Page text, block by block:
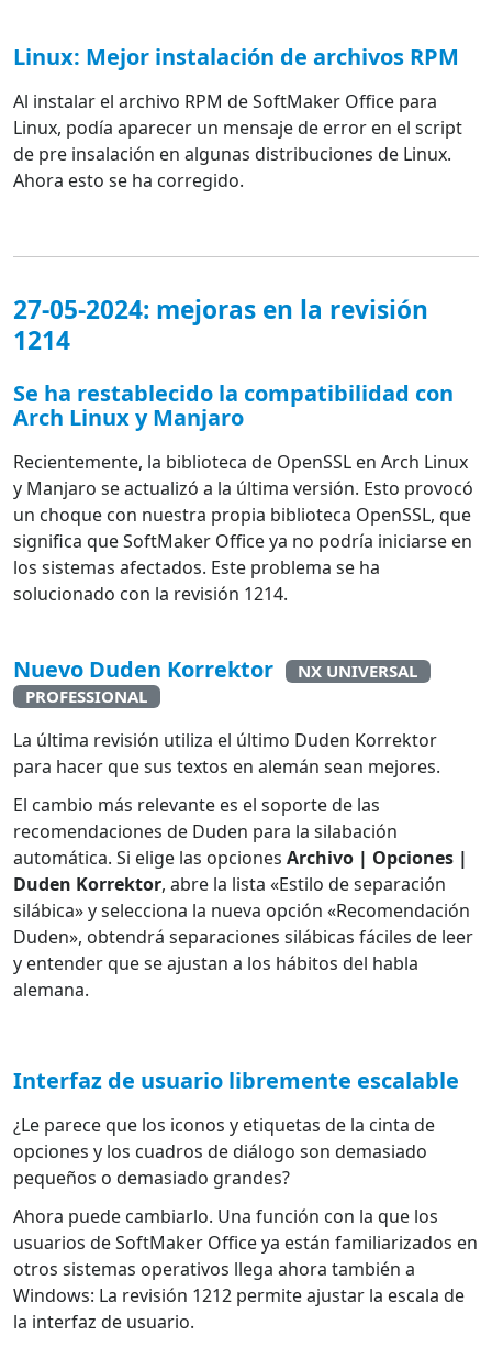
Linux: Mejor instalación de archivos RPM
Al instalar el archivo RPM de SoftMaker Office para
Linux, podía aparecer un mensaje de error en el script
de pre insalación en algunas distribuciones de Linux.
Ahora esto se ha corregido.
27-05-2024: mejoras en la revisión
1214
Se ha restablecido la compatibilidad con
Arch Linux y Manjaro
Recientemente, la biblioteca de OpenSSL en Arch Linux
y Manjaro se actualizó a la última versión. Esto provocó
un choque con nuestra propia biblioteca OpenSSL, que
significa que SoftMaker Office ya no podría iniciarse en
los sistemas afectados. Este problema se ha
solucionado con la revisión 1214.
Nuevo Duden Korrektor
NX UNIVERSAL
PROFESSIONAL
La última revisión utiliza el último Duden Korrektor
para hacer que sus textos en alemán sean mejores.
El cambio más relevante es el soporte de las
recomendaciones de Duden para la silabación
automática. Si elige las opciones Archivo | Opciones |
Duden Korrektor, abre la lista «Estilo de separación
silábica» y selecciona la nueva opción «Recomendación
Duden», obtendrá separaciones silábicas fáciles de leer
y entender que se ajustan a los hábitos del habla
alemana.
Interfaz de usuario libremente escalable
¿Le parece que los iconos y etiquetas de la cinta de
opciones y los cuadros de diálogo son demasiado
pequeños o demasiado grandes?
Ahora puede cambiarlo. Una función con la que los
usuarios de SoftMaker Office ya están familiarizados en
otros sistemas operativos llega ahora también a
Windows: La revisión 1212 permite ajustar la escala de
la interfaz de usuario.